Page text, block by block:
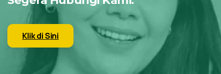
Klik di Sini